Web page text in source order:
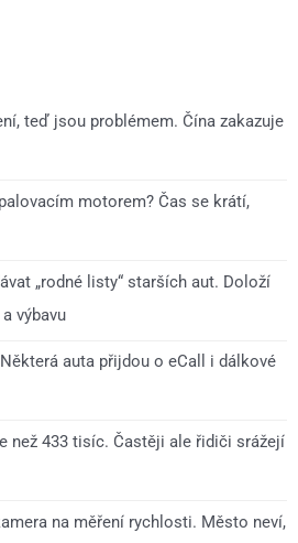
teď jsou problémem. Čína zakazuje
motorem? Čas se krátí,
„rodné listy“ starších aut. Doloží
výbavu
auta přijdou o eCall i dálkové
než 433 tisíc. Častěji ale řidiči srážejí
na měření rychlosti. Město neví,